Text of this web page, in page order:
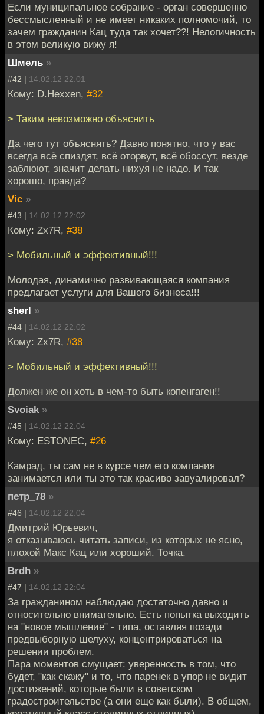
Если муниципальное собрание - орган совершенно
бессмысленный и не имеет никаких полномочий, то
зачем гражданин Кац туда так хочет??! Нелогичность
в этом великую вижу я!
Шмель »
#42 | 14.02.12 22:01
Кому: D.Hexxen, #32
> Таким невозможно объяснить
Да чего тут объяснять? Давно понятно, что у вас
всегда всё спиздят, всё оторвут, всё обоссут, везде
заблюют, значит делать нихуя не надо. И так
хорошо, правда?
Vic »
#43 | 14.02.12 22:02
Кому: Zx7R, #38
> Мобильный и эффективный!!!
Молодая, динамично развивающаяся компания
предлагает услуги для Вашего бизнеса!!!
sherl »
#44 | 14.02.12 22:02
Кому: Zx7R, #38
> Мобильный и эффективный!!!
Должен же он хоть в чем-то быть копенгаген!!
Svoiak »
#45 | 14.02.12 22:04
Кому: ESTONEC, #26
Камрад, ты сам не в курсе чем его компания
занимается или ты это так красиво завуалировал?
петр_78 »
#46 | 14.02.12 22:04
Дмитрий Юрьевич,
я отказываюсь читать записи, из которых не ясно,
плохой Макс Кац или хороший. Точка.
Brdh »
#47 | 14.02.12 22:04
За гражданином наблюдаю достаточно давно и
относительно внимательно. Есть попытка выходить
на "новое мышление" - типа, оставляя позади
предвыборную шелуху, концентрироваться на
решении проблем.
Пара моментов смущает: уверенность в том, что
будет, "как скажу" и то, что паренек в упор не видит
достижений, которые были в советском
градостроительстве (а они еще как были). В общем,